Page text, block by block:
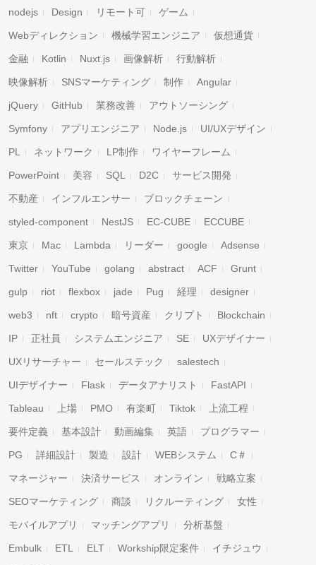
nodejs Design リモート可 ゲーム
Webディレクション 機械学習エンジニア 仮想通貨
金融 Kotlin Nuxt.js 画像解析 行動解析
映像解析 SNSマーケティング 制作 Angular
jQuery GitHub 業務改善 アウトソーシング
Symfony アプリエンジニア Node.js UI/UXデザイン
PL ネットワーク LP制作 ワイヤーフレーム
PowerPoint 美容 SQL D2C サービス開発
不動産 インフルエンサー ブロックチェーン
styled-component NestJS EC-CUBE ECCUBE
東京 Mac Lambda リーダー google Adsense
Twitter YouTube golang abstract ACF Grunt
gulp riot flexbox jade Pug 経理 designer
web3 nft crypto 暗号資産 クリプト Blockchain
IP 正社員 システムエンジニア SE UXデザイナー
UXリサーチャー セールステック salestech
UIデザイナー Flask データアナリスト FastAPI
Tableau 上場 PMO 有楽町 Tiktok 上流工程
要件定義 基本設計 動画編集 英語 プログラマー
PG 詳細設計 製造 設計 WEBシステム C＃
マネージャー 決済サービス オンライン 戦略立案
SEOマーケティング 商談 リクルーティング 女性
モバイルアプリ マッチングアプリ 分析基盤
Embulk ETL ELT Workship限定案件 イチジュウ